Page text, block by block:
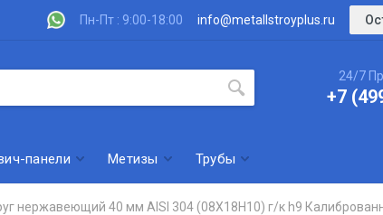
Пн-Пт : 9:00-18:00 info@metallstroyplus.ru
24/7
+7
панели Метизы Трубы
нержавеющий 40 мм AISI 304 (08Х18Н10) г/к h9